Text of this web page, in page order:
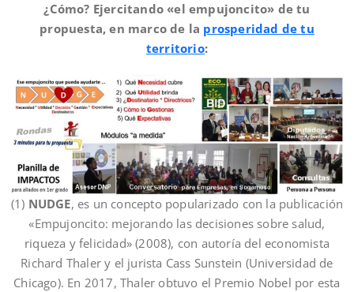
¿Cómo? Ejercitando «el empujoncito» de tu
propuesta, en marco de la prosperidad de tu
territorio:
(1) NUDGE, es un concepto popularizado con la publicación
«Empujoncito: mejorando las decisiones sobre salud,
riqueza y felicidad» (2008), con autoría del economista
Richard Thaler y el jurista Cass Sunstein (Universidad de
Chicago). En 2017, Thaler obtuvo el Premio Nobel por esta